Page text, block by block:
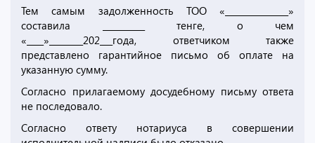
Тем самым задолженность ТОО «_______________»
составила __________ тенге, о чем
«____»________202___года, ответчиком также
представлено гарантийное письмо об оплате на
указанную сумму.
Согласно прилагаемому досудебному письму ответа
не последовало.
Согласно ответу нотариуса в совершении